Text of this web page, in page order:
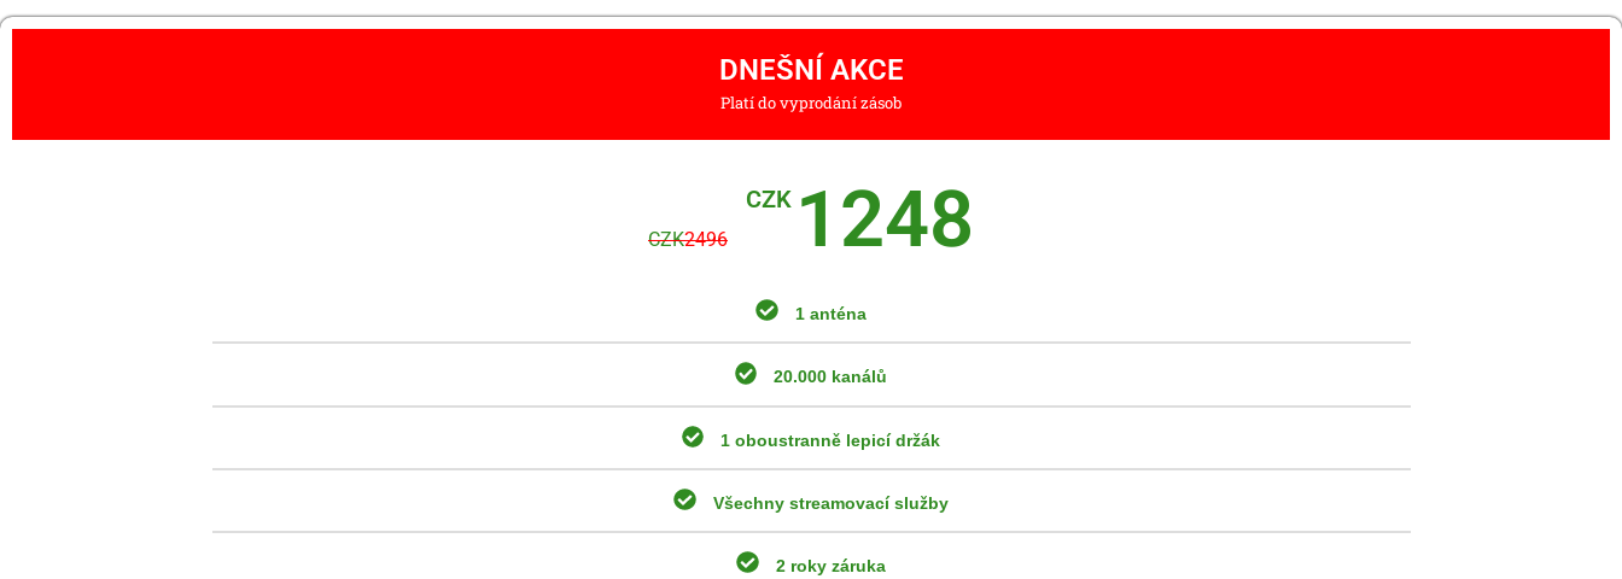
DNEŠNÍ AKCE
Platí do vyprodání zásob
CZK2496
CZK 1248
1 anténa
20.000 kanálů
1 oboustranně lepicí držák
Všechny streamovací služby
2 roky záruka